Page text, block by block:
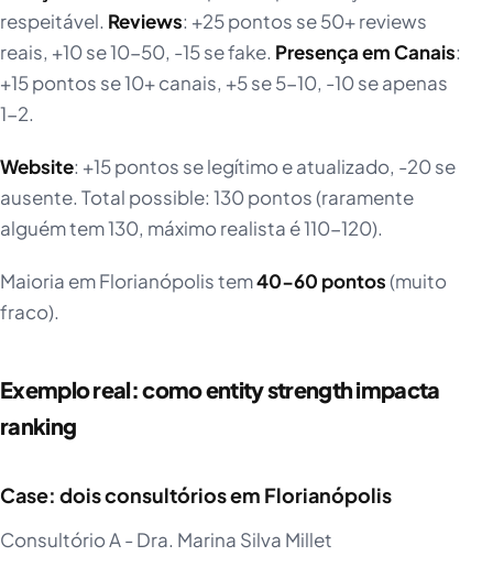
respeitável. Reviews: +25 pontos se 50+ reviews
reais, +10 se 10-50, -15 se fake. Presença em Canais:
+15 pontos se 10+ canais, +5 se 5-10, -10 se apenas
1-2.
Website: +15 pontos se legítimo e atualizado, -20 se
ausente. Total possible: 130 pontos (raramente
alguém tem 130, máximo realista é 110-120).
Maioria em Florianópolis tem40-60 pontos(muito
fraco).
Exemplo real: como entity strength impacta
ranking
Case: dois consultórios em Florianópolis
Consultório A - Dra. Marina Silva Millet